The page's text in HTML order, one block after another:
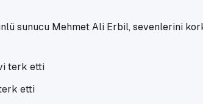
sunucu Mehmet Ali Erbil, sevenlerini
etti